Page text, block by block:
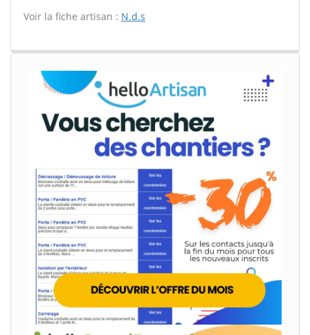
Voir la fiche artisan : N.d.s